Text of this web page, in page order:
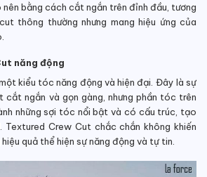
bằng cách cắt ngắn trên đỉnh đầu, tương
thông thường nhưng mang hiệu ứng của
năng động
kiểu tóc năng động và hiện đại. Đây là sự
cắt ngắn và gọn gàng, nhưng phần tóc trên
những sợi tóc nổi bật và có cấu trúc, tạo
Textured Crew Cut chắc chắn không khiến
quả thể hiện sự năng động và tự tin.